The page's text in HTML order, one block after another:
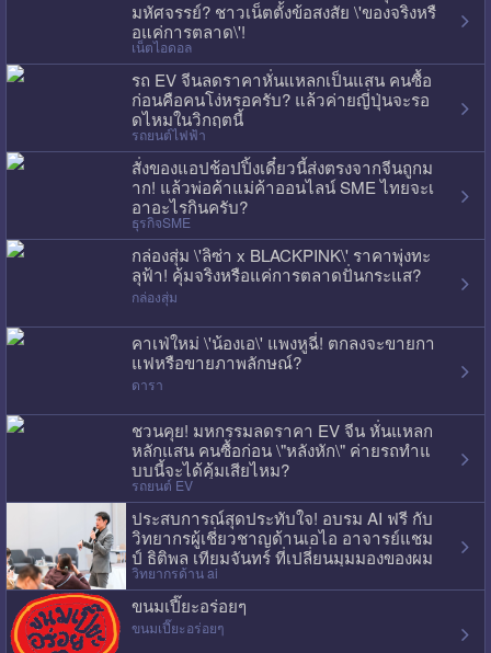
มหัศจรรย์? ชาวเน็ตตั้งข้อสงสัย \'ของจริงหรื
อแค่การตลาด\'!
เน็ตไอดอล
รถ EV จีนลดราคาหั่นแหลกเป็นแสน คนซื้อ
ก่อนคือคนโง่หรอครับ? แล้วค่ายญี่ปุ่นจะรอ
ดไหมในวิกฤตนี้
รถยนต์ไฟฟ้า
สั่งของแอปช้อปปิ้งเดี๋ยวนี้ส่งตรงจากจีนถูกม
าก! แล้วพ่อค้าแม่ค้าออนไลน์ SME ไทยจะเ
อาอะไรกินครับ?
ธุรกิจSME
กล่องสุ่ม \'ลิซ่า x BLACKPINK\' ราคาพุ่งทะ
ลุฟ้า! คุ้มจริงหรือแค่การตลาดปั่นกระแส?
กล่องสุ่ม
คาเฟ่ใหม่ \'น้องเอ\' แพงหูฉี่! ตกลงจะขายกา
แฟหรือขายภาพลักษณ์?
ดารา
ชวนคุย! มหกรรมลดราคา EV จีน หั่นแหลก
หลักแสน คนซื้อก่อน \"หลังหัก\" ค่ายรถทำแ
บบนี้จะได้คุ้มเสียไหม?
รถยนต์ EV
ประสบการณ์สุดประทับใจ! อบรม AI ฟรี กับ
วิทยากรผู้เชี่ยวชาญด้านเอไอ อาจารย์แชม
ป์ ธิติพล เทียมจันทร์ ที่เปลี่ยนมุมมองของผม
ไปเลย
วิทยากรด้าน ai
ขนมเปี๊ยะอร่อยๆ
ขนมเปี๊ยะอร่อยๆ